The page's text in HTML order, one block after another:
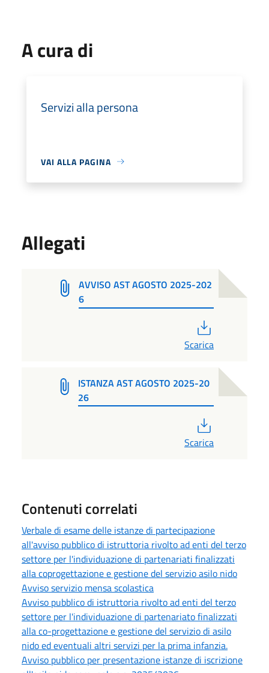
A cura di
Servizi alla persona
VAI ALLA PAGINA
Allegati
AVVISO AST AGOSTO 2025-202
6
Scarica
ISTANZA AST AGOSTO 2025-20
26
Scarica
Contenuti correlati
Verbale di esame delle istanze di partecipazione
all'avviso pubblico di istruttoria rivolto ad enti del terzo
settore per l'individuazione di partenariati finalizzati
alla coprogettazione e gestione del servizio asilo nido
Avviso servizio mensa scolastica
Avviso pubblico di istruttoria rivolto ad enti del terzo
settore per l'individuazione di partenariato finalizzati
alla co-progettazione e gestione del servizio di asilo
nido ed eventuali altri servizi per la prima infanzia.
Avviso pubblico per presentazione istanze di iscrizione